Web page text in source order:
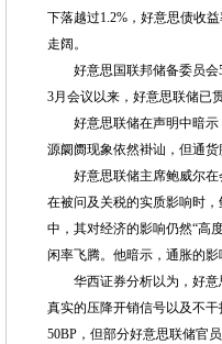
下落越过1.2%，好意思债收
走阔。
好意思国联邦储备委员会5
3月会议以来，好意思联储已
好意思联储在声明中暗示
源阛阓现象依然褂讪，但通
好意思联储主席鲍威尔在
在被问及关税的实质影响时
中，其对经济的影响仍然“高
闲率飞腾。他暗示，通胀的影
华西证券分析以为，好意
真实的压降开销信号以及不
50BP，但部分好意思联储官